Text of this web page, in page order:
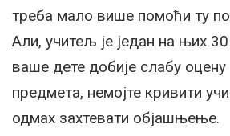
треба мало више помоћи ту
Али, учитељ је један на њих
ваше дете добије слабу оцену
предмета, немојте кривити
одмах захтевати објашњење.